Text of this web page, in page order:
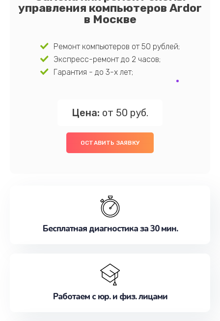
управления компьютеров Ardor
в Москве
Ремонт компьютеров от 50 рублей;
Экспресс-ремонт до 2 часов;
Гарантия - до 3-х лет;
Цена: от 50 руб.
ОСТАВИТЬ ЗАЯВКУ
Бесплатная диагностика за 30 мин.
Работаем с юр. и физ. лицами